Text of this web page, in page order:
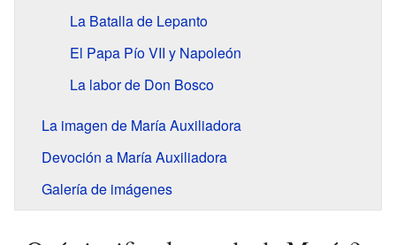
La Batalla de Lepanto
El Papa Pío VII y Napoleón
La labor de Don Bosco
La imagen de María Auxiliadora
Devoción a María Auxiliadora
Galería de imágenes